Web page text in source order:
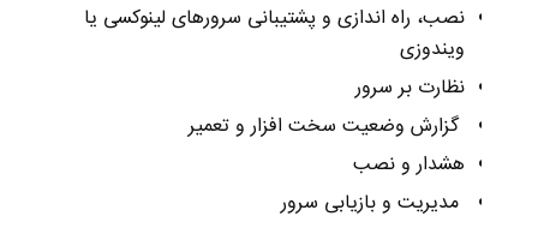
نصب، راه اندازی و پشتیبانی سرورهای لینوکسی یا
ویندوزی
نظارت بر سرور
گزارش وضعیت سخت افزار و تعمیر
هشدار و نصب
مدیریت و بازیابی سرور